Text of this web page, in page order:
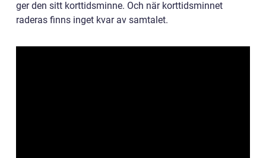
ger den sitt korttidsminne. Och när korttidsminnet
raderas finns inget kvar av samtalet.